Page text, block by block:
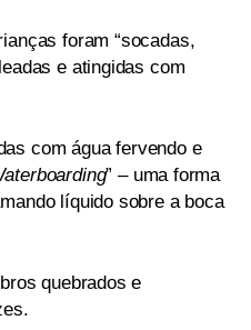
foram “socadas,
e atingidas com
com água fervendo e
” – uma forma
líquido sobre a boca
quebrados e